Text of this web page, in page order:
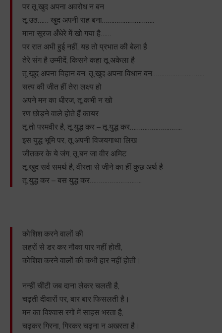
पर तू खुद अपना अवरोध न बन
तू उठ…… खुद अपनी राह बना………………………..
माना सूरज अँधेरे में खो गया है……
पर रात अभी हुई नहीं, यह तो प्रभात की बेला है
तेरे संग है उम्मीदें, किसने कहा तू अकेला है
तू खुद अपना विहान बन, तू खुद अपना विधान बन………………………..
सत्य की जीत हीं तेरा लक्ष्य हो
अपने मन का धीरज, तू कभी न खो
रण छोड़ने वाले होते हैं कायर
तू तो परमवीर है, तू युद्ध कर – तू युद्ध कर………………………..
इस युद्ध भूमि पर, तू अपनी विजयगाथा लिख
जीतकर के ये जंग, तू बन जा वीर अमिट
तू खुद सर्व समर्थ है, वीरता से जीने का हीं कुछ अर्थ है
तू युद्ध कर – बस युद्ध कर………………………..
कोशिश करने वालों की
लहरों से डर कर नौका पार नहीं होती,
कोशिश करने वालों की कभी हार नहीं होती।
नन्हीं चींटी जब दाना लेकर चलती है,
चढ़ती दीवारों पर, बार बार फिसलती है।
मन का विश्वास रगों में साहस भरता है,
चढ़कर गिरना, गिरकर चढ़ना न अखरता है।